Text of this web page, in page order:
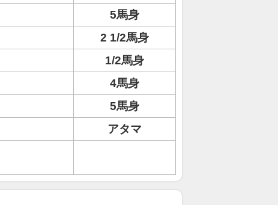
5馬身
2 1/2馬身
1/2馬身
4馬身
5馬身
アタマ